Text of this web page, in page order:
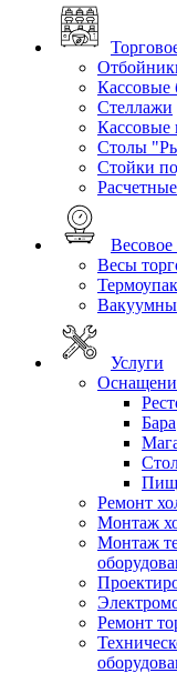
Кассовые
Стеллажи
Кассовые
Столы
Стойки
Весовое
Весы
Услуги
Бара
Ремонт
Монтаж
Монтаж
Ремонт